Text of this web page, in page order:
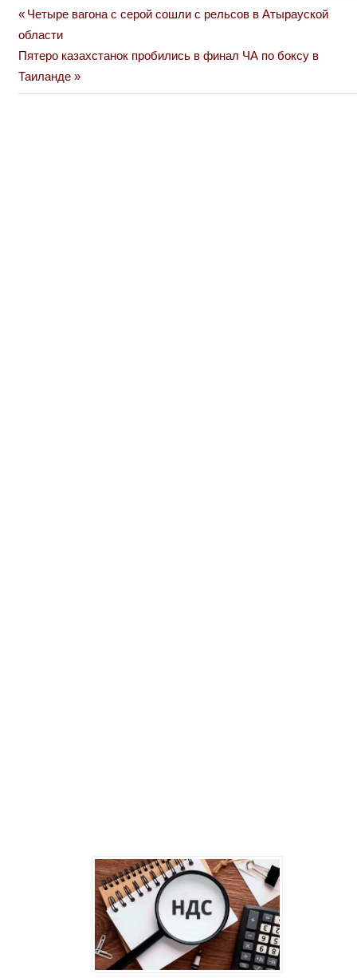
Навигация
по
записям
Previous
Post:
Четыре вагона с серой сошли с рельсов в Атырауской
области
Next
Post:
Пятеро казахстанок пробились в финал ЧА по боксу в
Таиланде